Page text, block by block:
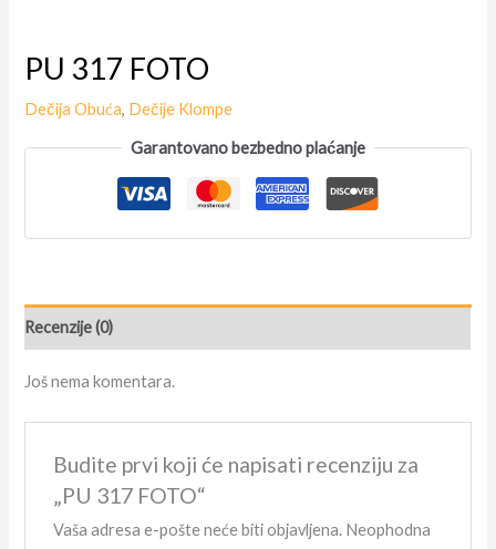
PU 317 FOTO
Dečija Obuća, Dečije Klompe
Garantovano bezbedno plaćanje
Recenzije (0)
Još nema komentara.
Budite prvi koji će napisati recenziju za
„PU 317 FOTO“
Vaša adresa e-pošte neće biti objavljena. Neophodna